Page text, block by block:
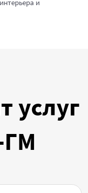
и
услуг